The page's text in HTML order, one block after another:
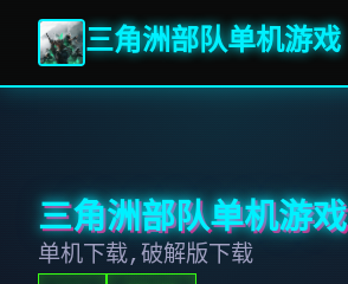
三角洲部队单机游戏
三角洲部队单机游戏
单机下载,破解版下载